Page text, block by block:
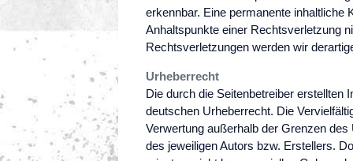
erkennbar. Eine permanente inhaltliche
Anhaltspunkte einer Rechtsverletzung
Rechtsverletzungen werden wir
Urheberrecht
Die durch die Seitenbetreiber erstellten
deutschen Urheberrecht. Die
Verwertung außerhalb der Grenzen
des jeweiligen Autors bzw. Erstellers.